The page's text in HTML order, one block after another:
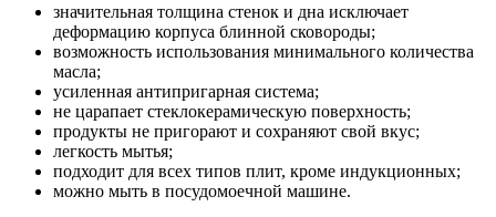
значительная толщина стенок и дна исключает
деформацию корпуса блинной сковороды;
возможность использования минимального количества
масла;
усиленная антипригарная система;
не царапает стеклокерамическую поверхность;
продукты не пригорают и сохраняют свой вкус;
легкость мытья;
подходит для всех типов плит, кроме индукционных;
можно мыть в посудомоечной машине.